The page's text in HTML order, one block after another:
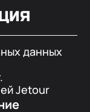
данных
Jetour